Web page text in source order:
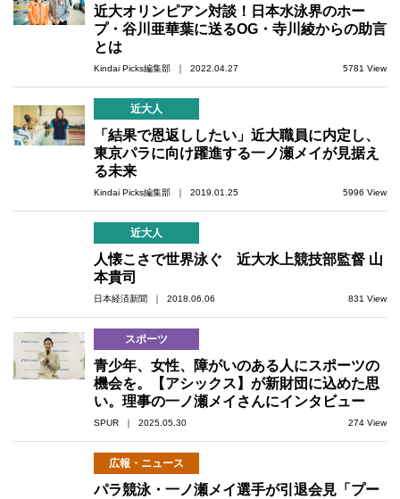
近大オリンピアン対談！日本水泳界のホー
プ・谷川亜華葉に送るOG・寺川綾からの助言
とは
Kindai Picks編集部 ｜ 2022.04.27 5781 View
近大人
「結果で恩返ししたい」近大職員に内定し、
東京パラに向け躍進する一ノ瀬メイが見据え
る未来
Kindai Picks編集部 ｜ 2019.01.25 5996 View
近大人
人懐こさで世界泳ぐ 近大水上競技部監督 山
本貴司
日本経済新聞 ｜ 2018.06.06 831 View
スポーツ
青少年、女性、障がいのある人にスポーツの
機会を。【アシックス】が新財団に込めた思
い。理事の一ノ瀬メイさんにインタビュー
SPUR ｜ 2025.05.30 274 View
広報・ニュース
パラ競泳・一ノ瀬メイ選手が引退会見「プー